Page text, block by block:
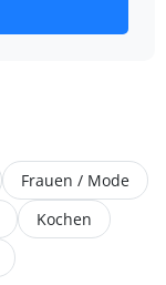
Frauen / Mode
Kochen